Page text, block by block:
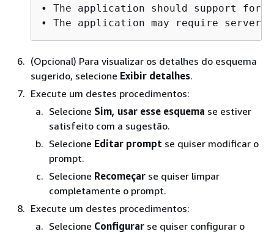
• The application should support for
(Opcional) Para visualizar os detalhes do esquema
sugerido, selecione Exibir detalhes.
Execute um destes procedimentos:
Selecione Sim, usar esse esquema se estiver
satisfeito com a sugestão.
Selecione Editar prompt se quiser modificar o
prompt.
Selecione Recomeçar se quiser limpar
completamente o prompt.
Execute um destes procedimentos:
Selecione Configurar se quiser configurar o